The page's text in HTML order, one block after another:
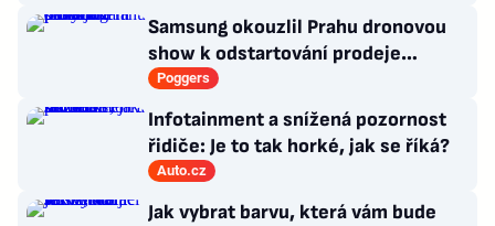
Samsung okouzlil Prahu dronovou
show k odstartování prodeje
nových produktů
Poggers
Infotainment a snížená pozornost
řidiče: Je to tak horké, jak se říká?
Auto.cz
Jak vybrat barvu, která vám bude